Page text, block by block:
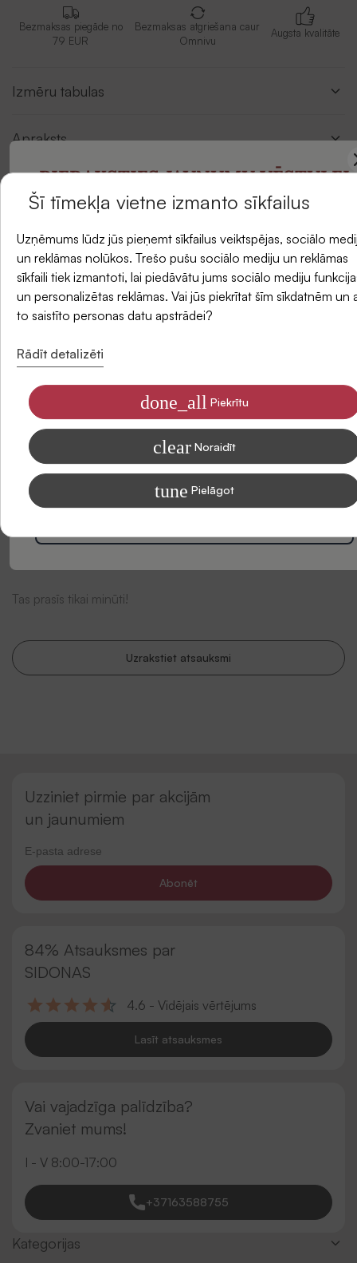
Bezmaksas piegāde no
79 EUR
Bezmaksas atgriešana caur
Omnivu
Augsta kvalitāte
Izmēru tabulas
Apraksts
Piegādes metodes
Atsauksmes
viedoklis mums ir ļoti svarīgs un var palīdzēt citiem klientiem
Tas prasīs tikai minūti!
Uzrakstiet atsauksmi
Uzziniet pirmie par akcijām
un jaunumiem
Abonēt
84% Atsauksmes par
SIDONAS
4.6 - Vidējais vērtējums
Lasīt atsauksmes
Vai vajadzīga palīdzība?
Zvaniet mums!
I - V 8:00-17:00
+37163588755
Kategorijas
PIERAKSTIES JAUNUMU VĒSTULEI
pasūtījumam.
E-pasts
Piekrītu saņemt SIDONAS jaunumus savā e-pastā
Informāciju par to, kā apstrādājam Jūsu datus mārketinga nolūkiem,
lasiet mūsu Privātuma politikā
Šī tīmekļa vietne izmanto sīkfailus
Uzņēmums lūdz jūs pieņemt sīkfailus veiktspējas, sociālo
un reklāmas nolūkos. Trešo pušu sociālo mediju un reklāmas
sīkfaili tiek izmantoti, lai piedāvātu jums sociālo mediju
un personalizētas reklāmas. Vai jūs piekrītat šīm sīkdatnēm un
to saistīto personas datu apstrādei?
Rādīt detalizēti
done_all Piekrītu
clear Noraidīt
tune Pielāgot